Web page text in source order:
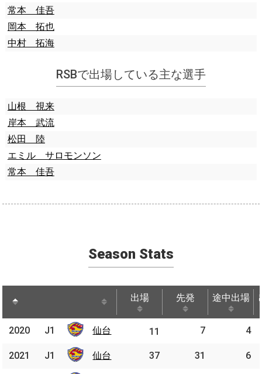
常本 佳吾
岡本 拓也
中村 拓海
RSBで出場している主な選手
山根 視来
岸本 武流
松田 陸
エミル サロモンソン
常本 佳吾
Season Stats
出場 先発 途中出場
途中出場
2020 仙台 11 7 4
2021 仙台 37 31 6
2020 J1 仙台
2021 J1 仙台